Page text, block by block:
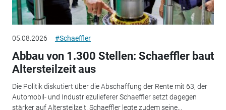
05.08.2026 #Schaeffler
Abbau von 1.300 Stellen: Schaeffler baut
Altersteilzeit aus
Die Politik diskutiert über die Abschaffung der Rente mit 63, der
Automobil- und Industriezulieferer Schaeffler setzt dagegen
stärker auf Altersteilzeit. Schaeffler legte zudem seine...